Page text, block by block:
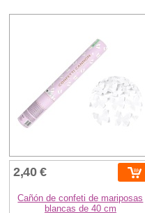
2,40 €
Cañón de confeti de mariposas
blancas de 40 cm